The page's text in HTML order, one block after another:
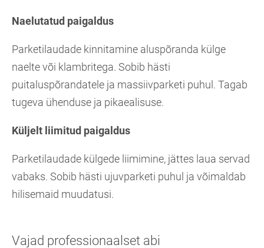
Naelutatud paigaldus
Parketilaudade kinnitamine aluspõranda külge
naelte või klambritega. Sobib hästi
puitaluspõrandatele ja massiivparketi puhul. Tagab
tugeva ühenduse ja pikaealisuse.
Küljelt liimitud paigaldus
Parketilaudade külgede liimimine, jättes laua servad
vabaks. Sobib hästi ujuvparketi puhul ja võimaldab
hilisemaid muudatusi.
Vajad professionaalset abi